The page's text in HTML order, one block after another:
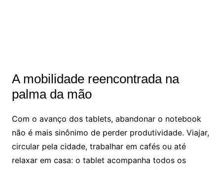
A mobilidade reencontrada na
palma da mão
Com o avanço dos tablets, abandonar o notebook
não é mais sinônimo de perder produtividade. Viajar,
circular pela cidade, trabalhar em cafés ou até
relaxar em casa: o tablet acompanha todos os